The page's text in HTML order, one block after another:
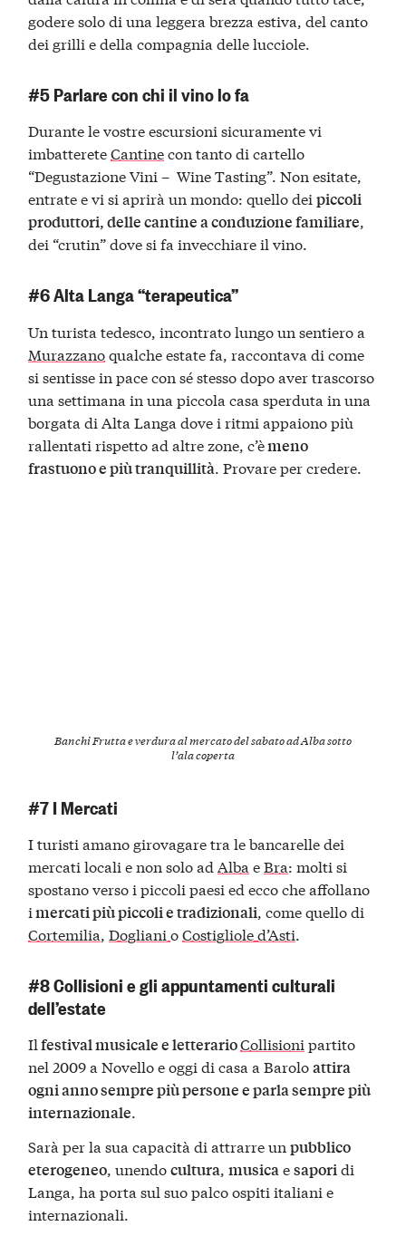
godere solo di una leggera brezza estiva, del canto
dei grilli e della compagnia delle lucciole.
#5 Parlare con chi il vino lo fa
Durante le vostre escursioni sicuramente vi
imbattereteCantinecon tanto di cartello
“Degustazione Vini – Wine Tasting”. Non esitate,
entrate e vi si aprirà un mondo: quello deipiccoli
produttori, delle cantine a conduzione familiare,
dei “crutin” dove si fa invecchiare il vino.
#6 Alta Langa “terapeutica”
Un turista tedesco, incontrato lungo un sentiero a
Murazzanoqualche estate fa, raccontava di come
si sentisse in pace con sé stesso dopo aver trascorso
una settimana in una piccola casa sperduta in una
borgata di Alta Langa dove i ritmi appaiono più
rallentati rispetto ad altre zone, c’èmeno
frastuono e più tranquillità . Provare per credere.
Banchi Frutta e verdura al mercato del sabato ad Alba sotto
l’ala coperta
#7 I Mercati
I turisti amano girovagare tra le bancarelle dei
mercati locali e non solo adAlba eBra: molti si
spostano verso i piccoli paesi ed ecco che affollano
imercati più piccoli e tradizionali, come quello di
Cortemilia,DoglianioCostigliole d’Asti.
#8 Collisioni e gli appuntamenti culturali
dell’estate
Ilfestival musicale e letterarioCollisioni partito
nel 2009 a Novello e oggi di casa a Baroloattira
ogni anno sempre più persone e parla sempre più
internazionale.
Sarà per la sua capacità di attrarre unpubblico
eterogeneo, unendocultura,musicaesaporidi
Langa, ha porta sul suo palco ospiti italiani e
internazionali.